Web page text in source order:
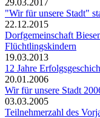
"Wir für unsere Stadt"
22.12.2015
Dorfgemeinschaft
Flüchtlingskindern
19.03.2013
12 Jahre
20.01.2006
Wir für unsere Stadt
03.03.2005
Teilnehmerzahl des